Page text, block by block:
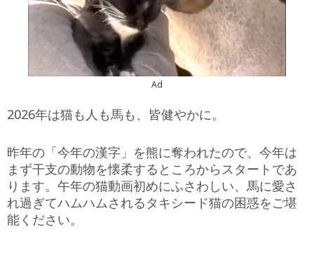
Ad
2026年は猫も人も馬も、皆健やかに。
昨年の「今年の漢字」を熊に奪われたので、今年は
まず干支の動物を懐柔するところからスタートであ
ります。午年の猫動画初めにふさわしい、馬に愛さ
れ過ぎてハムハムされるタキシード猫の困惑をご堪
能ください。